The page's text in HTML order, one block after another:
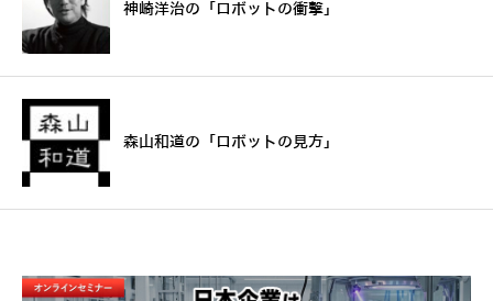
神崎洋治の「ロボットの衝撃」
森山和道の「ロボットの見方」